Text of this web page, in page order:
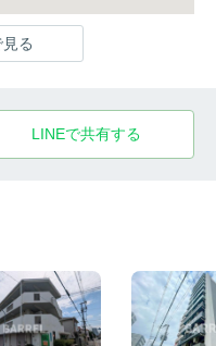
る
LINEで共有する